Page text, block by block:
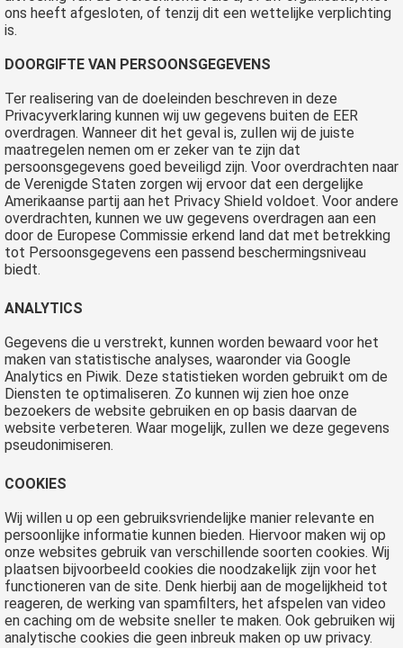
ons heeft afgesloten, of tenzij dit een wettelijke verplichting
is.
DOORGIFTE VAN PERSOONSGEGEVENS
Ter realisering van de doeleinden beschreven in deze
Privacyverklaring kunnen wij uw gegevens buiten de EER
overdragen. Wanneer dit het geval is, zullen wij de juiste
maatregelen nemen om er zeker van te zijn dat
persoonsgegevens goed beveiligd zijn. Voor overdrachten naar
de Verenigde Staten zorgen wij ervoor dat een dergelijke
Amerikaanse partij aan het Privacy Shield voldoet. Voor andere
overdrachten, kunnen we uw gegevens overdragen aan een
door de Europese Commissie erkend land dat met betrekking
tot Persoonsgegevens een passend beschermingsniveau
biedt.
ANALYTICS
Gegevens die u verstrekt, kunnen worden bewaard voor het
maken van statistische analyses, waaronder via Google
Analytics en Piwik. Deze statistieken worden gebruikt om de
Diensten te optimaliseren. Zo kunnen wij zien hoe onze
bezoekers de website gebruiken en op basis daarvan de
website verbeteren. Waar mogelijk, zullen we deze gegevens
pseudonimiseren.
COOKIES
Wij willen u op een gebruiksvriendelijke manier relevante en
persoonlijke informatie kunnen bieden. Hiervoor maken wij op
onze websites gebruik van verschillende soorten cookies. Wij
plaatsen bijvoorbeeld cookies die noodzakelijk zijn voor het
functioneren van de site. Denk hierbij aan de mogelijkheid tot
reageren, de werking van spamfilters, het afspelen van video
en caching om de website sneller te maken. Ook gebruiken wij
analytische cookies die geen inbreuk maken op uw privacy.